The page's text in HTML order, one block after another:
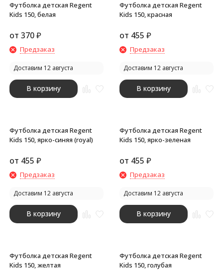
Футболка детская Regent
Kids 150, белая
от 370₽
Предзаказ
Доставим 12 августа
В корзину
Футболка детская Regent
Kids 150, красная
от 455 ₽
Предзаказ
Доставим 12 августа
В корзину
Футболка детская Regent
Kids 150, ярко-синяя (royal)
от 455 ₽
Предзаказ
Доставим 12 августа
В корзину
Футболка детская Regent
Kids 150, ярко-зеленая
от 455 ₽
Предзаказ
Доставим 12 августа
В корзину
Футболка детская Regent
Kids 150, желтая
Футболка детская Regent
Kids 150, голубая